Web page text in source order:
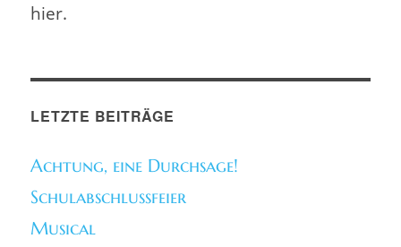
hier.
LETZTE BEITRÄGE
Achtung, eine Durchsage!
Schulabschlussfeier
Musical